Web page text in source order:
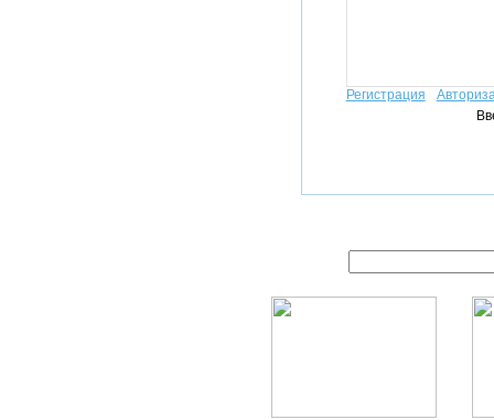
Регистрация